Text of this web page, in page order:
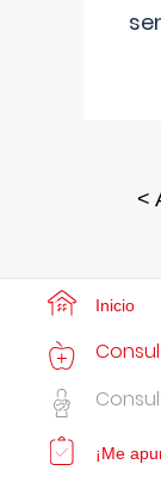
<
Inicio
¡Me